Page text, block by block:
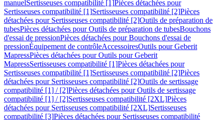
manuelSertisseuses compatibilité [1]Pièces détachées pour
Sertisseuses compatibilité [1]Sertisseuses compatibilité [2]Pièces
détachées pour Sertisseuses compatibilité [2]Outils de préparation de
tubesPièces détachées pour Outils de préparation de tubesBouchons
d'essai de pressionPièces détachées pour Bouchons d'essai de
pressionÉquipement de contrôleAccessoiresOutils pour Geberit
MapressPièces détachées pour Outils pour Geberit
MapressSertisseuses compatibilité [1]Pièces détachées pour
Sertisseuses compatibilité [1]Sertisseuses compatibilité [2]Pièces
détachées pour Sertisseuses compatibilité [2]Outils de sertissage
compatibilité [1] / [2]Pièces détachées pour Outils de sertissage
compatibilité [1] / [2]Sertisseuses compatibilité [2XL]Pièces
détachées pour Sertisseuses compatibilité [2XL]Sertisseuses
compatibilité [3]Pièces détachées pour Sertisseuses compatibilité